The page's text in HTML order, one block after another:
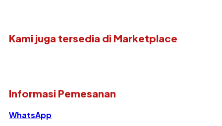
Kami juga tersedia di Marketplace
Informasi Pemesanan
WhatsApp